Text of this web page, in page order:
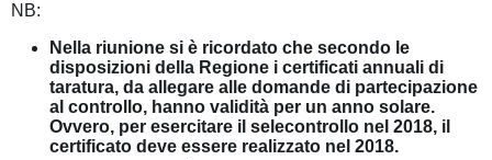
NB:
Nella riunione si è ricordato che secondo le
disposizioni della Regione i certificati annuali di
taratura, da allegare alle domande di partecipazione
al controllo, hanno validità per un anno solare.
Ovvero, per esercitare il selecontrollo nel 2018, il
certificato deve essere realizzato nel 2018.